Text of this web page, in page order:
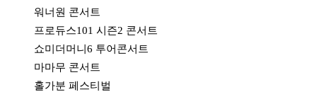
워너원 콘서트
프로듀스101 시즌2 콘서트
쇼미더머니6 투어콘서트
마마무 콘서트
홀가분 페스티벌